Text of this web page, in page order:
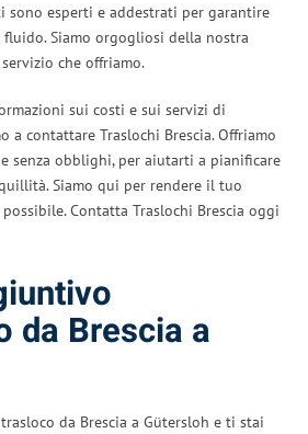
esperti e addestrati per garantire
Siamo orgogliosi della nostra
che offriamo.
sui costi e sui servizi di
a contattare Traslochi Brescia. Offriamo
senza obblighi, per aiutarti a pianificare
Siamo qui per rendere il tuo
Contatta Traslochi Brescia oggi
da Brescia a
da Brescia a Gütersloh e ti stai